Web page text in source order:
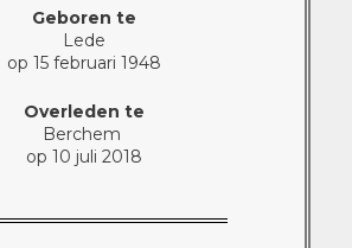
Geboren te
Lede
op 15 februari 1948
Overleden te
Berchem
op 10 juli 2018